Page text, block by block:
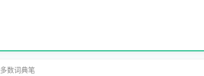
数词典笔